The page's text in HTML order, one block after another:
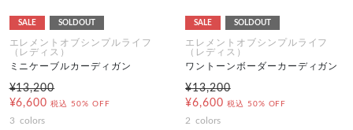
SALE SOLDOUT
エレメントオブシンプルライフ
（レディス）
ミニケーブルカーディガン
¥13,200
¥6,600 税込 50% OFF
3 colors
SALE SOLDOUT
エレメントオブシンプルライフ
（レディス）
ワントーンボーダーカーディガン
¥13,200
¥6,600 税込 50% OFF
2 colors